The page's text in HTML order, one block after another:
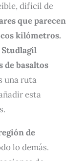
difícil de
que parecen
kilómetros.
de basaltos
una ruta
esta
de
lo demás.